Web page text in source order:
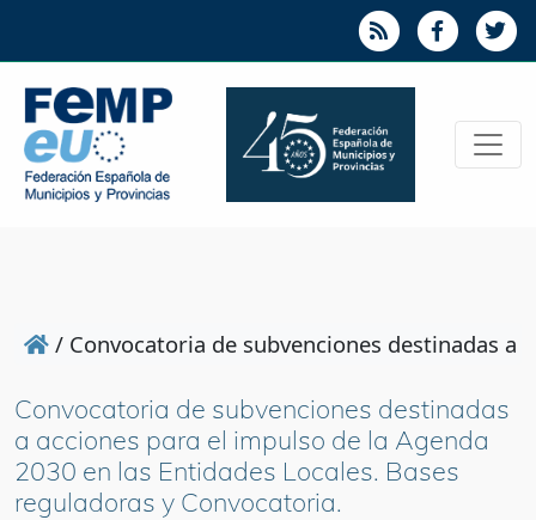
/ Convocatoria de subvenciones destinadas a
Convocatoria de subvenciones destinadas
a acciones para el impulso de la Agenda
2030 en las Entidades Locales. Bases
reguladoras y Convocatoria.